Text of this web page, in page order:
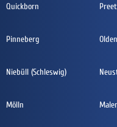
Quickborn
Pinneberg
Niebüll (Schleswig)
Mölln